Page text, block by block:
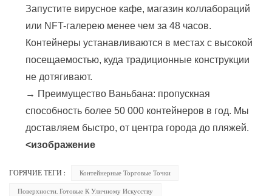
Запустите вирусное кафе, магазин коллабораций
или NFT-галерею менее чем за 48 часов.
Контейнеры устанавливаются в местах с высокой
посещаемостью, куда традиционные конструкции
не дотягивают.
→ Преимущество Ваньбана: пропускная
способность более 50 000 контейнеров в год. Мы
доставляем быстро, от центра города до пляжей.
<изображение
ГОРЯЧИЕ ТЕГИ : Контейнерные Торговые Точки
Поверхности, Готовые К Уличному Искусству